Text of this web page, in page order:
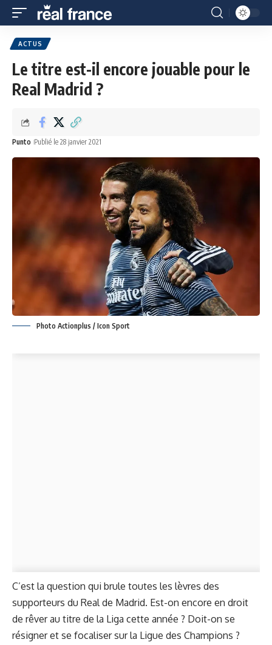
ACTUS
Le titre est-il encore jouable pour le
Real Madrid ?
Punto Publié le 28 janvier 2021
Photo Actionplus / Icon Sport
C’est la question qui brule toutes les lèvres des
supporteurs du Real de Madrid. Est-on encore en droit
de rêver au titre de la Liga cette année ? Doit-on se
résigner et se focaliser sur la Ligue des Champions ?